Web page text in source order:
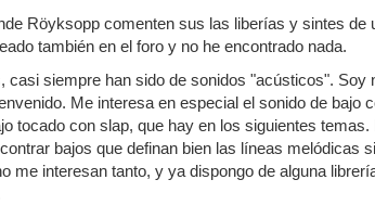
Röyksopp comenten sus las liberías y sintes de
también en el foro y no he encontrado nada.
casi siempre han sido de sonidos "acústicos".
Me interesa en especial el sonido de bajo
tocado con slap, que hay en los siguientes
bajos que definan bien las líneas melódicas
me interesan tanto, y ya dispongo de alguna